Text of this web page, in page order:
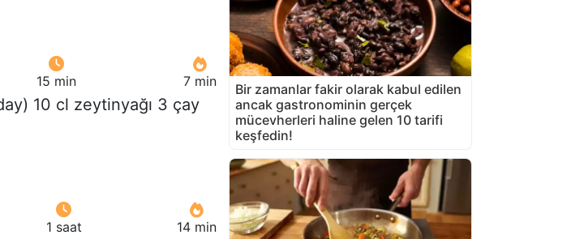
15 min 7 min
10 cl zeytinyağı 3 çay
1 saat 14 min
Bir zamanlar fakir olarak kabul edilen
ancak gastronominin gerçek
mücevherleri haline gelen 10 tarifi
keşfedin!